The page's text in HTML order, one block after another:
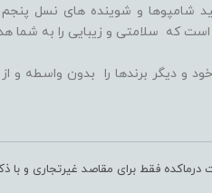
است که سلامتی و زیبایی را به شما
و دیگر برندها را بدون واسطه و
درماکده فقط برای مقاصد غیرتجاری